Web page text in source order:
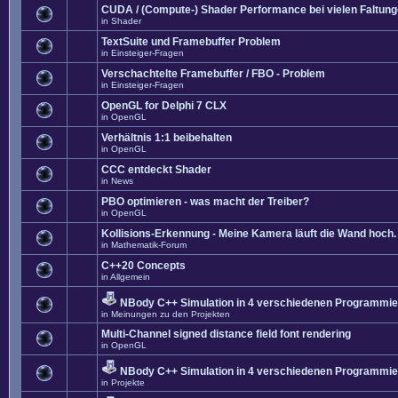
CUDA / (Compute-) Shader Performance bei vielen
in Shader
TextSuite und Framebuffer Problem
in Einsteiger-Fragen
Verschachtelte Framebuffer / FBO - Problem
in Einsteiger-Fragen
OpenGL for Delphi 7 CLX
in OpenGL
Verhältnis 1:1 beibehalten
in OpenGL
CCC entdeckt Shader
in News
PBO optimieren - was macht der Treiber?
in OpenGL
Kollisions-Erkennung - Meine Kamera läuft die Wand hoch.
in Mathematik-Forum
C++20 Concepts
in Allgemein
NBody C++ Simulation in 4 verschiedenen
in Meinungen zu den Projekten
Multi-Channel signed distance field font rendering
in OpenGL
NBody C++ Simulation in 4 verschiedenen
in Projekte